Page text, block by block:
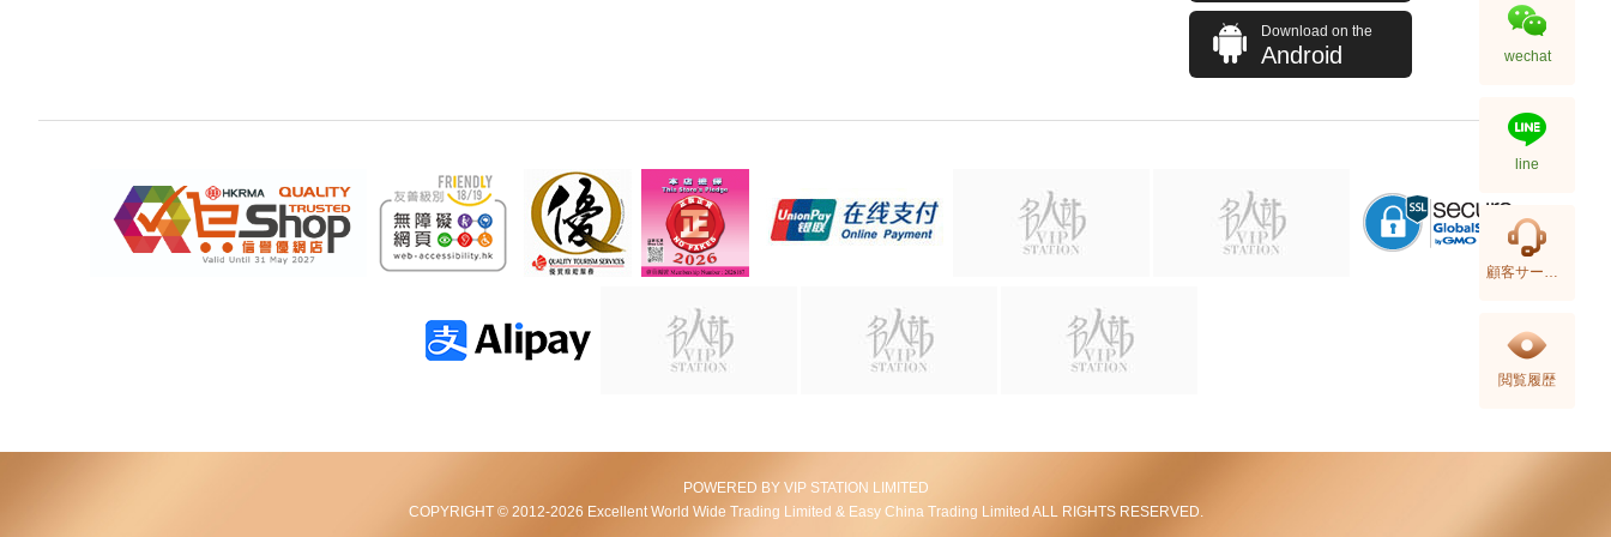
Download on the
Android
POWERED BY VIP STATION LIMITED
COPYRIGHT © 2012-2026 Excellent World Wide Trading Limited & Easy China Trading Limited ALL RIGHTS RESERVED.
wechat
line
顧客サービス
閲覧履歴